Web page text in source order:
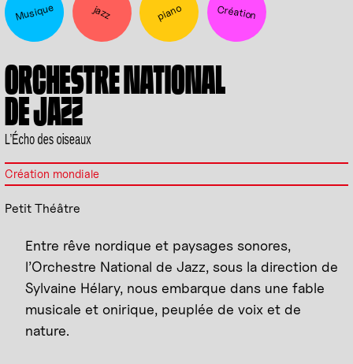
Musique jazz piano Création
ORCHESTRE NATIONAL
DE JAZZ
L’Écho des oiseaux
Création mondiale
Petit Théâtre
Entre rêve nordique et paysages sonores,
l’Orchestre National de Jazz, sous la direction de
Sylvaine Hélary, nous embarque dans une fable
musicale et onirique, peuplée de voix et de
nature.